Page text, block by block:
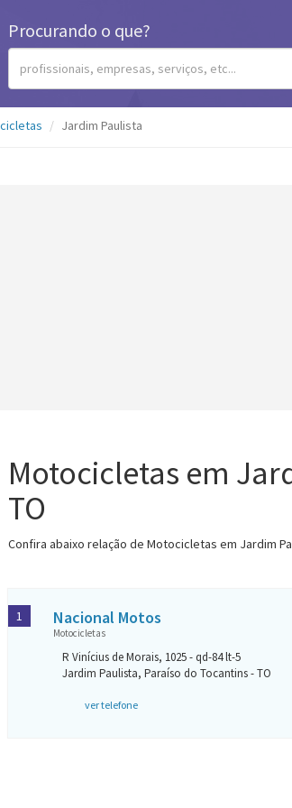
Procurando o que?
Jardim Paulista
Motocicletas em
TO
Confira abaixo relação de Motocicletas em Jardim
Nacional Motos
Motocicletas
R Vinícius de Morais, 1025 - qd-84 lt-5
Jardim Paulista, Paraíso do Tocantins - TO
ver telefone
1